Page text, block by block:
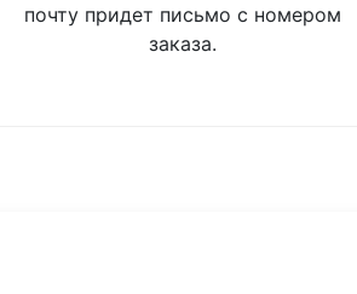
почту придет письмо с номером
заказа.